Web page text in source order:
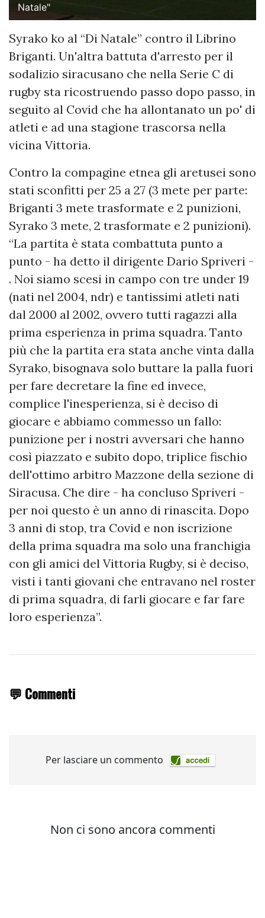
Natale"
Syrako ko al “Di Natale” contro il Librino
Briganti. Un'altra battuta d'arresto per il
sodalizio siracusano che nella Serie C di
rugby sta ricostruendo passo dopo passo, in
seguito al Covid che ha allontanato un po' di
atleti e ad una stagione trascorsa nella
vicina Vittoria.
Contro la compagine etnea gli aretusei sono
stati sconfitti per 25 a 27 (3 mete per parte:
Briganti 3 mete trasformate e 2 punizioni,
Syrako 3 mete, 2 trasformate e 2 punizioni).
“La partita è stata combattuta punto a
punto - ha detto il dirigente Dario Spriveri -
. Noi siamo scesi in campo con tre under 19
(nati nel 2004, ndr) e tantissimi atleti nati
dal 2000 al 2002, ovvero tutti ragazzi alla
prima esperienza in prima squadra. Tanto
più che la partita era stata anche vinta dalla
Syrako, bisognava solo buttare la palla fuori
per fare decretare la fine ed invece,
complice l'inesperienza, si è deciso di
giocare e abbiamo commesso un fallo:
punizione per i nostri avversari che hanno
così piazzato e subito dopo, triplice fischio
dell'ottimo arbitro Mazzone della sezione di
Siracusa. Che dire - ha concluso Spriveri -
per noi questo è un anno di rinascita. Dopo
3 anni di stop, tra Covid e non iscrizione
della prima squadra ma solo una franchigia
con gli amici del Vittoria Rugby, si è deciso,
visti i tanti giovani che entravano nel roster
di prima squadra, di farli giocare e far fare
loro esperienza”.
💬 Commenti